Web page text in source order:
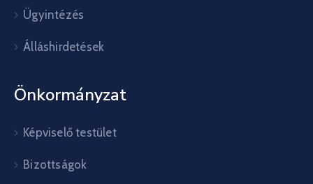
Ügyintézés
Álláshirdetések
Önkormányzat
Képviselő testület
Bizottságok